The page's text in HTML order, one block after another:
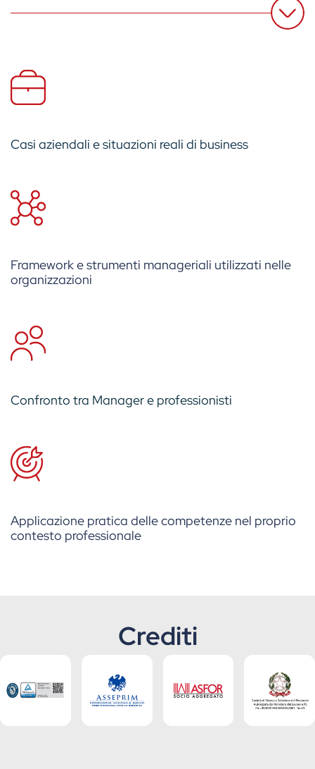
Casi aziendali e situazioni reali di business
Framework e strumenti manageriali utilizzati nelle
organizzazioni
Confronto tra Manager e professionisti
Applicazione pratica delle competenze nel proprio
contesto professionale
Crediti